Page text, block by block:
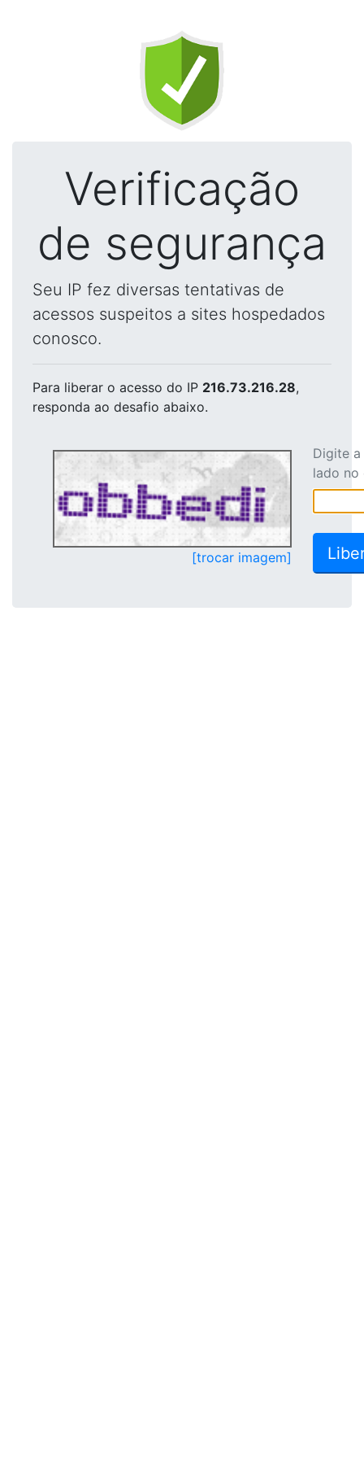
Verificação
de segurança
Seu IP fez diversas tentativas de
acessos suspeitos a sites hospedados
conosco.
Para liberar o acesso do IP 216.73.216.28,
responda ao desafio abaixo.
[trocar imagem]
Digite
lado no